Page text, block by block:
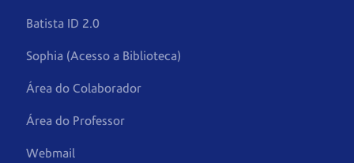
Batista ID 2.0
Sophia (Acesso a Biblioteca)
Área do Colaborador
Área do Professor
Webmail